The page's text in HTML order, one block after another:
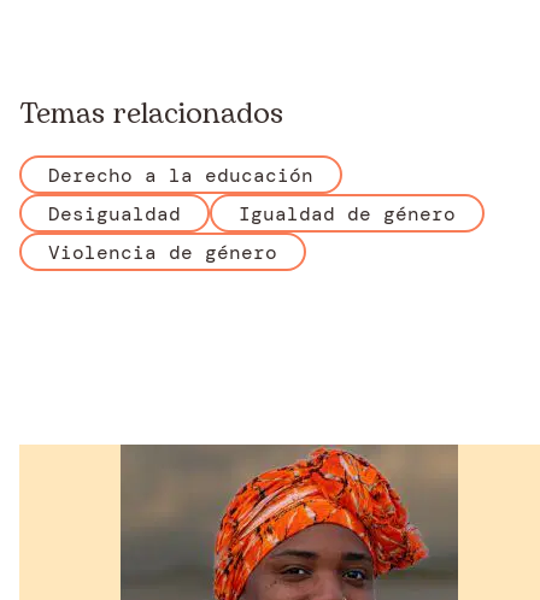
Temas relacionados
Derecho a la educación
Desigualdad
Igualdad de género
Violencia de género